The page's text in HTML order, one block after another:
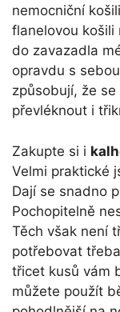
nemocniční
flanelovou košili
do zavazadla
opravdu s
způsobují, že
převléknout i
Zakupte si i
Velmi praktické
Dají se snadno
Pochopitelně
Těch však není
potřebovat
třicet kusů vám
můžete použít